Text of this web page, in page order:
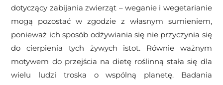
dotyczący zabijania zwierząt – weganie i wegetarianie
mogą pozostać w zgodzie z własnym sumieniem,
ponieważ ich sposób odżywiania się nie przyczynia się
do cierpienia tych żywych istot. Równie ważnym
motywem do przejścia na dietę roślinną stała się dla
wielu ludzi troska o wspólną planetę. Badania